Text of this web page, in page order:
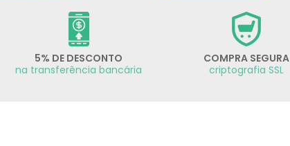
5% DE DESCONTO
na transferência bancária
COMPRA SEGURA
criptografia SSL